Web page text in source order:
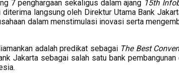
7 penghargaan sekaligus dalam ajang 15th
langsung oleh Direktur Utama Bank
dalam menstimulasi inovasi serta
adalah predikat sebagai The Best
Jakarta sebagai salah satu bank pembangunan